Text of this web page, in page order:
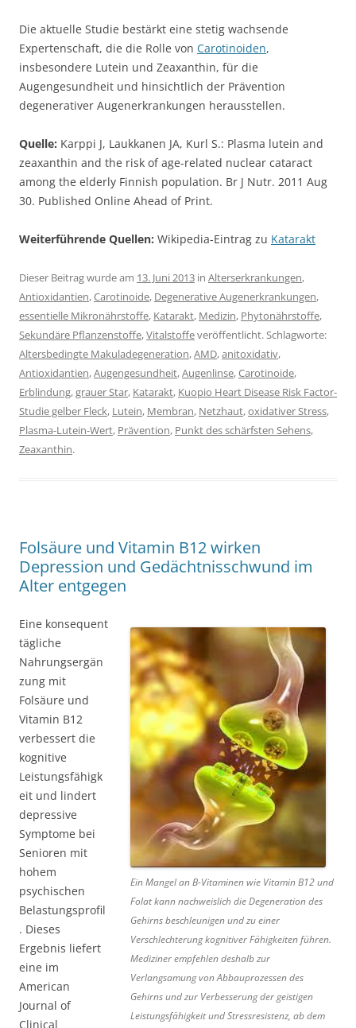
Die aktuelle Studie bestärkt eine stetig wachsende
Expertenschaft, die die Rolle von Carotinoiden,
insbesondere Lutein und Zeaxanthin, für die
Augengesundheit und hinsichtlich der Prävention
degenerativer Augenerkrankungen herausstellen.
Quelle: Karppi J, Laukkanen JA, Kurl S.: Plasma lutein and
zeaxanthin and the risk of age-related nuclear cataract
among the elderly Finnish population. Br J Nutr. 2011 Aug
30. Published Online Ahead of Print.
Weiterführende Quellen: Wikipedia-Eintrag zu Katarakt
Dieser Beitrag wurde am 13. Juni 2013 in Alterserkrankungen,
Antioxidantien,Carotinoide, Degenerative Augenerkrankungen,
essentielle Mikronährstoffe, Katarakt, Medizin, Phytonährstoffe,
Sekundäre Pflanzenstoffe,Vitalstoffeveröffentlicht. Schlagworte:
Altersbedingte Makuladegeneration,AMD,anitoxidativ,
Antioxidantien,Augengesundheit,Augenlinse,Carotinoide,
Erblindung,grauer Star, Katarakt, Kuopio Heart Disease Risk Factor-
Studie gelber Fleck, Lutein, Membran, Netzhaut,oxidativer Stress,
Plasma-Lutein-Wert, Prävention, Punkt des schärfsten Sehens,
Zeaxanthin.
Folsäure und Vitamin B12 wirken
Depression und Gedächtnisschwund im
Alter entgegen
Ein Mangel an B-Vitaminen wie Vitamin B12 und
Folat kann nachweislich die Degeneration des
Gehirns beschleunigen und zu einer
Verschlechterung kognitiver Fähigkeiten führen.
Mediziner empfehlen deshalb zur
Verlangsamung von Abbauprozessen des
Gehirns und zur Verbesserung der geistigen
Leistungsfähigkeit und Stressresistenz, ab dem
Eine konsequent
tägliche
Nahrungsergän
zung mit
Folsäure und
Vitamin B12
verbessert die
kognitive
Leistungsfähigk
eit und lindert
depressive
Symptome bei
Senioren mit
hohem
psychischen
Belastungsprofil
. Dieses
Ergebnis liefert
eine im
American
Journal of
Clinical